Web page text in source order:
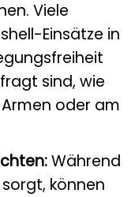
Viele
Einsätze in
sind, wie
oder am
Während
können